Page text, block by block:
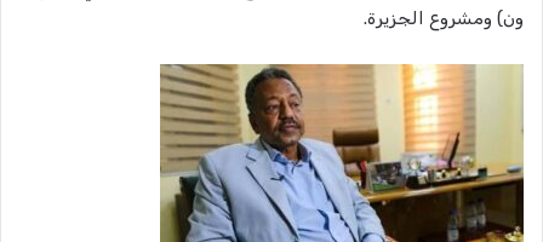
ون) ومشروع الجزيرة.